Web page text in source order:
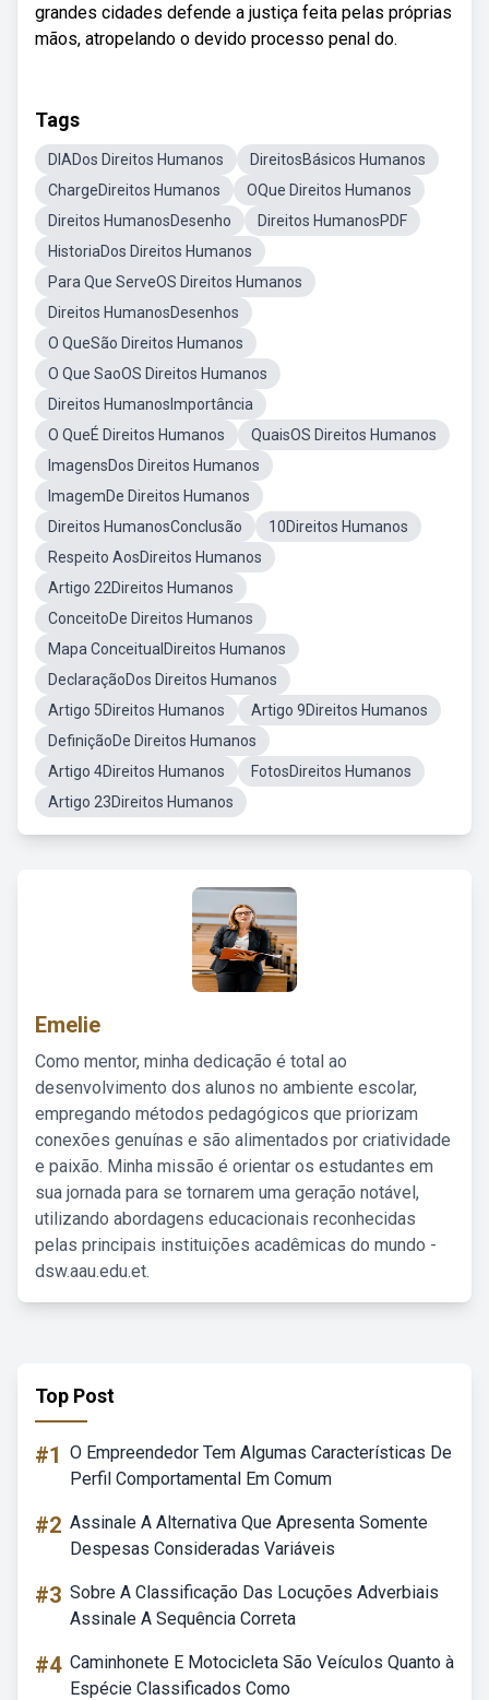
grandes cidades defende a justiça feita pelas próprias
mãos, atropelando o devido processo penal do.
Tags
DIADos Direitos Humanos
DireitosBásicos Humanos
ChargeDireitos Humanos
OQue Direitos Humanos
Direitos HumanosDesenho
Direitos HumanosPDF
HistoriaDos Direitos Humanos
Para Que ServeOS Direitos Humanos
Direitos HumanosDesenhos
O QueSão Direitos Humanos
O Que SaoOS Direitos Humanos
Direitos HumanosImportância
O QueÉ Direitos Humanos
QuaisOS Direitos Humanos
ImagensDos Direitos Humanos
ImagemDe Direitos Humanos
Direitos HumanosConclusão
10Direitos Humanos
Respeito AosDireitos Humanos
Artigo 22Direitos Humanos
ConceitoDe Direitos Humanos
Mapa ConceitualDireitos Humanos
DeclaraçãoDos Direitos Humanos
Artigo 5Direitos Humanos
Artigo 9Direitos Humanos
DefiniçãoDe Direitos Humanos
Artigo 4Direitos Humanos
FotosDireitos Humanos
Artigo 23Direitos Humanos
Emelie
Como mentor, minha dedicação é total ao
desenvolvimento dos alunos no ambiente escolar,
empregando métodos pedagógicos que priorizam
conexões genuínas e são alimentados por criatividade
e paixão. Minha missão é orientar os estudantes em
sua jornada para se tornarem uma geração notável,
utilizando abordagens educacionais reconhecidas
pelas principais instituições acadêmicas do mundo -
dsw.aau.edu.et.
Top Post
#1 O Empreendedor Tem Algumas Características De
Perfil Comportamental Em Comum
#2 Assinale A Alternativa Que Apresenta Somente
Despesas Consideradas Variáveis
#3 Sobre A Classificação Das Locuções Adverbiais
Assinale A Sequência Correta
#4 Caminhonete E Motocicleta São Veículos Quanto à
Espécie Classificados Como